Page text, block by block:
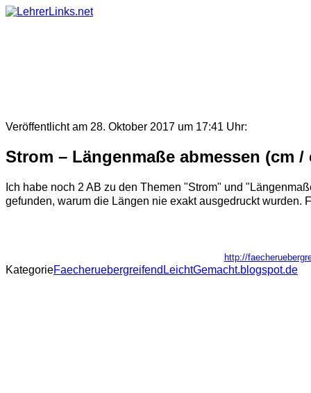
Skip
Veröffentlicht am 28. Oktober 2017 um 17:41 Uhr:
Strom – Längenmaße abmessen (cm /
Ich habe noch 2 AB zu den Themen "Strom" und
gefunden, warum die Längen nie exakt ausgedruckt wurden.
http://
KategorieFaecheruebergreifendLeichtGemacht.blogspot.de